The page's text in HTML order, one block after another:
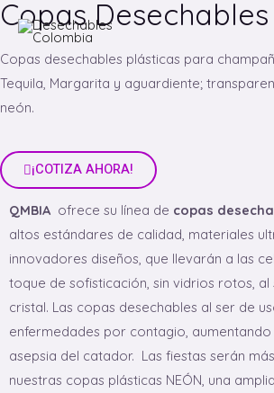
Copas Desechables
Copas desechables plásticas para
Tequila, Margarita y aguardiente;
neón.
¡COTIZA AHORA!
QMBIA ofrece su línea de copas
altos estándares de calidad, materiales
innovadores diseños, que llevarán a las
toque de sofisticación, sin vidrios rotos, al
cristal. Las copas desechables al ser de
enfermedades por contagio,
asepsia del catador. Las fiestas serán
nuestras copas plásticas NEÓN, una